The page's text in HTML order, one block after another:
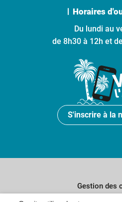
Horaires
Du lundi au
de 8h30 à 12h et
S'inscrire à la
Gestion des